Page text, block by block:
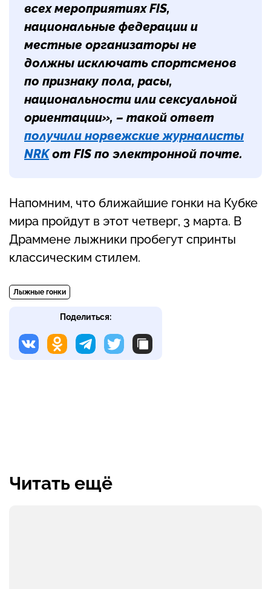
всех мероприятиях FIS,
национальные федерации и
местные организаторы не
должны исключать спортсменов
по признаку пола, расы,
национальности или сексуальной
ориентации», – такой ответ
получили норвежские журналисты
NRKот FIS по электронной почте.
Напомним, что ближайшие гонки на Кубке
мира пройдут в этот четверг, 3 марта. В
Драммене лыжники пробегут спринты
классическим стилем.
Лыжные гонки
Поделиться:
Читать ещё